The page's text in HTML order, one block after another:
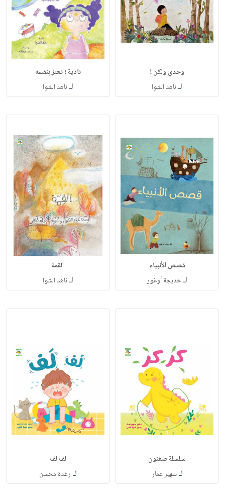
وحدي ولكن !
لـ ناهد الشوا
نادية ؛ تعتز بنفسه
لـ ناهد الشوا
قصص الأنبياء
لـخديجة أوغور
القمة
لـ ناهد الشوا
سلسلة صغنون
لـسهير عمار
لف لف
لـ رغدة محسن